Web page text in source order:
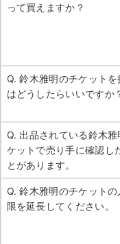
って買えますか？
Q. 鈴木雅明のチケットを
はどうしたらいいですか
Q. 出品されている鈴木雅
ケットで売り手に確認し
とがあります。
Q. 鈴木雅明のチケットの
限を延長してください。